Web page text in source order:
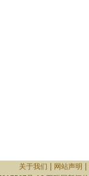
关于我们 网站声明